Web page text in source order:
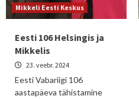
Mikkeli Eesti Keskus
Eesti 106 Helsingis ja
Mikkelis
23. veebr. 2024
Eesti Vabariigi 106
aastapäeva tähistamine